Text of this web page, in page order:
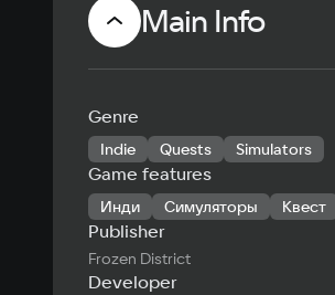
Main Info
Genre
Indie Quests Simulators
Game features
Инди Симуляторы Квест
Publisher
Frozen District
Developer